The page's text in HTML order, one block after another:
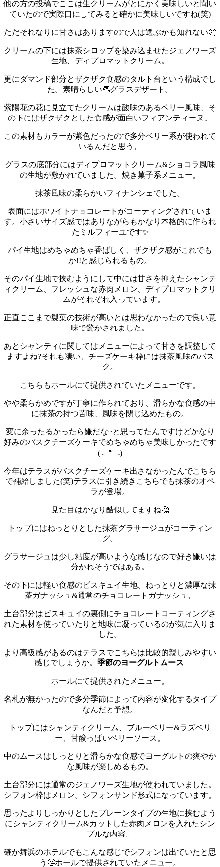
他の方の投稿でここは生クリームがとにかく美味しいと聞い
ていたので実際口にしてみると確かに美味しいですね(笑)
ただそれなりに甘さはありますので人は選ぶかも知れない🤔
クリームの下には抹茶シロップを染み込ませたジェノワーズ
生地、ディプロマットクリーム。
更にダマンド部分とザクザク食感のタルト台という構成でし
た。素晴らしい👏グラスデザート。
紫陽花の花に見立てたクリームは酸味のあるベリー風味、そ
の下にはザクザクとした食感が面白いフィアンティーヌ。
この素材もカラーが紫色だったので多分ベリー系が使われて
いるんだと思う。
グラスの底部分にはディプロマットクリーム&ショコラ風味
の生地が敷かれていました。 焼き菓子系メニュー。
抹茶風味の柔らかいフィナンシェでした。
表面にはホワイトチョコレートがコーティングされていま
す。 小さいサイズ感ではありながらもかなり本格的に作られ
たミルフィーユです✨
パイ生地はめちゃめちゃ香ばしく、ザクザク感がこれでも
か!!と感じられるもの。
そのパイ生地で挟むようにして中には甘さを抑えたシャンテ
ィクリーム、フレッシュな赤肉メロン、ディプロマットクリ
ームがそれぞれ入っています。
正直ここまで製菓の技術が高いとは思わなかったので良い意
味で驚かされました。
あとシャンティに関してはメニューによって甘さを調整して
ますよね?それも凄い。 チーズケーキ枠には抹茶風味のバス
ク。
こちらもホールにて提供されていたメニューです。
やや柔らかめですが丁寧に作られており、滑らかな食感の中
に抹茶の持つ苦味、風味を閉じ込めたもの。
変に余ったるかったら嫌だな~と思ってたんですけどかなり
好みのバスクチーズケーキでめちゃめちゃ美味しかったです
( ˶¯꒳¯˵)
今年はテラスがバスクチーズケーキ出さなかったんでこちら
で補給しました(笑)テラスに引き続きこちらでも抹茶のオペ
ラが登場。
見た目はかなり酷似してますね🤔
トップにはねっとりとした抹茶グラサージュがコーティン
グ。
グラサージュは少し粘度が高いような感じなので好き嫌いは
分かれそうではある。
その下には軽い食感のビスキュイ生地、ねっとりと濃厚な抹
茶ガナッシュ&通常のチョコレートガナッシュ。
土台部分はビスキュイの裏側にチョコレートコーティングさ
れた素材を使っていたりと地味に凝っているのが気に入りま
した。
より高級感があるのはテラスでこちらは比較的親しみやすい
感じでしょうか。 季節のヨーグルトムース
ホールにて提供されたメニュー。
名札が無かったので多分季節によって内容が変化するタイプ
なんだと予想。
トップにはシャンティクリーム、ブルーベリー&ラズベリ
ー、甘酸っぱいベリーソース。
中のムースはしっとりと滑らかな食感でヨーグルトの爽やか
な風味が楽しめるもの。
土台部分には通常のジェノワーズ生地が使われていました。
シフォン枠はメロン。シフォンサンド形式になっています。
思ったよりしっかりとしたプレーンタイプの生地に挟むよう
にシャンティクリーム&カットした赤肉メロンを入れたシン
プルな内容。
確か舞浜のホテルでもこんな感じでシフォンは出ていたと思
う🤔ホールで提供されていたメニュー。